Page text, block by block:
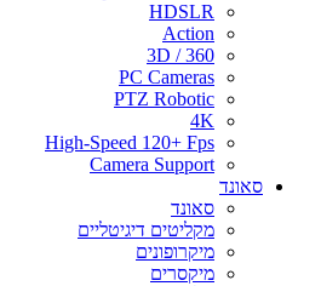
HDSLR
Action
3D / 360
PC Cameras
PTZ Robotic
4K
High-Speed 120+ Fps
Camera Support
סאונד
סאונד
מקליטים דיגיטליים
מיקרופונים
מיקסרים